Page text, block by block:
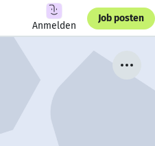
Anmelden
Job posten